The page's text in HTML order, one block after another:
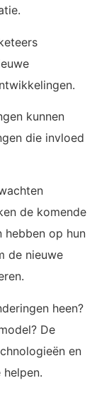
kunnen
die invloed
de komende
hebben op hun
de nieuwe
heen?
De
en